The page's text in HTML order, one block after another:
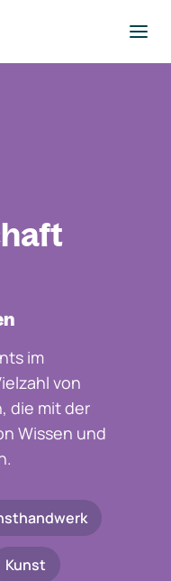
im
von
die mit der
Wissen und
Kunst